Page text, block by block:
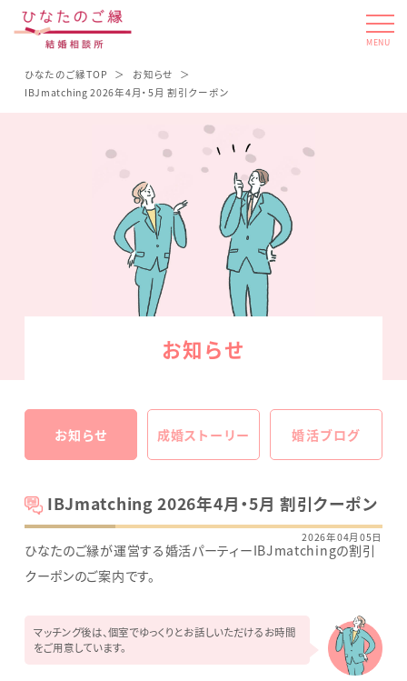
MENU
ひなたのご縁TOP
お知らせ
IBJmatching 2026年4月・5月 割引クーポン
お知らせ
お知らせ 成婚ストーリー 婚活ブログ
IBJmatching 2026年4月・5月 割引クーポン
2026年04月05日
ひなたのご縁が運営する婚活パーティーIBJmatchingの割引
クーポンのご案内です。
マッチング後は、個室でゆっくりとお話しいただけるお時間
をご用意しています。